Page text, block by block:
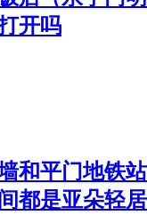
开吗
和平门地铁站
都是亚朵轻居